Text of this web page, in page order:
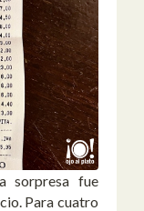
sorpresa fue
Para cuatro